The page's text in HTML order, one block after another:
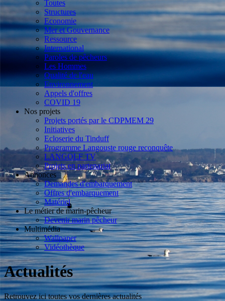
Toutes
Structures
Economie
Mer et Gouvernance
Ressource
International
Paroles de pêcheurs
Les Hommes
Qualité de l'eau
Environnement
Appels d'offres
COVID 19
Nos projets
Projets portés par le CDPMEM 29
Initiatives
Ecloserie du Tinduff
Programme Langouste rouge reconquête
LANGOLF TV
Projets en partenariat
Annonces
Demandes d'embarquement
Offres d'embarquement
Matériel
Le métier de marin-pêcheur
Devenir marin pêcheur
Multimédia
Wallpaper
Vidéothèque
Actualités
Retrouvez ici toutes vos dernières actualités